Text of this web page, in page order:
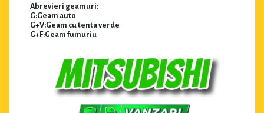
Abrevieri geamuri:
G:Geam auto
G+V:Geam cu tenta verde
G+F:Geam fumuriu